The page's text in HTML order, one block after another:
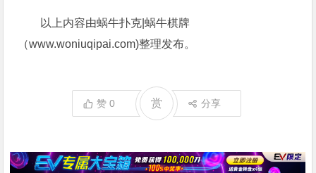
以上内容由蜗牛扑克|蜗牛棋牌
（www.woniuqipai.com)整理发布。
赞0 赏 分享